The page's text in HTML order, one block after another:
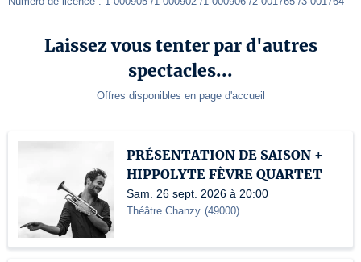
Laissez vous tenter par d'autres
spectacles...
Offres disponibles en page d'accueil
PRÉSENTATION DE SAISON +
HIPPOLYTE FÈVRE QUARTET
Sam. 26 sept. 2026 à 20:00
Théâtre Chanzy (49000)